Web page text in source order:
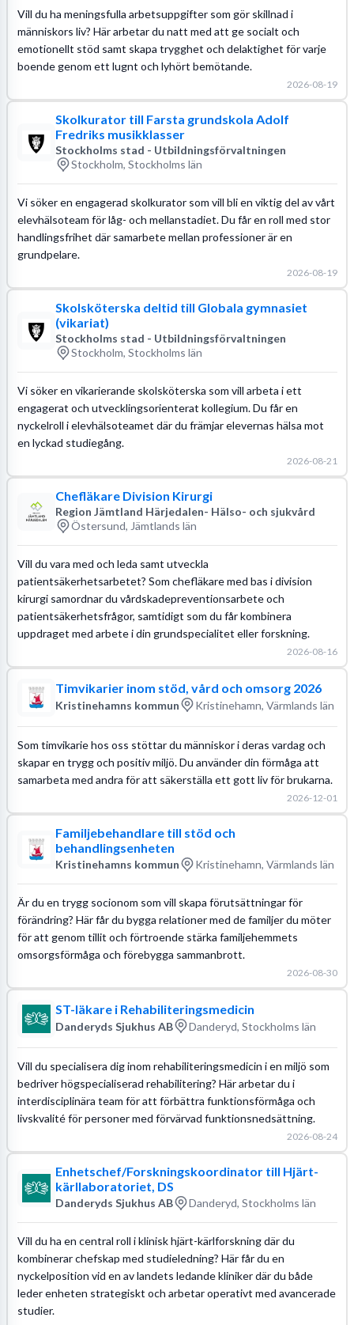
Vill du ha meningsfulla arbetsuppgifter som gör skillnad i
människors liv? Här arbetar du natt med att ge socialt och
emotionellt stöd samt skapa trygghet och delaktighet för varje
boende genom ett lugnt och lyhört bemötande.
2026-08-19
Skolkurator till Farsta grundskola Adolf
Fredriks musikklasser
Stockholms stad - Utbildningsförvaltningen
Stockholm, Stockholms län
Vi söker en engagerad skolkurator som vill bli en viktig del av vårt
elevhälsoteam för låg- och mellanstadiet. Du får en roll med stor
handlingsfrihet där samarbete mellan professioner är en
grundpelare.
2026-08-19
Skolsköterska deltid till Globala gymnasiet
(vikariat)
Stockholms stad - Utbildningsförvaltningen
Stockholm, Stockholms län
Vi söker en vikarierande skolsköterska som vill arbeta i ett
engagerat och utvecklingsorienterat kollegium. Du får en
nyckelroll i elevhälsoteamet där du främjar elevernas hälsa mot
en lyckad studiegång.
2026-08-21
Chefläkare Division Kirurgi
Region Jämtland Härjedalen- Hälso- och sjukvård
Östersund, Jämtlands län
Vill du vara med och leda samt utveckla
patientsäkerhetsarbetet? Som chefläkare med bas i division
kirurgi samordnar du vårdskadepreventionsarbete och
patientsäkerhetsfrågor, samtidigt som du får kombinera
uppdraget med arbete i din grundspecialitet eller forskning.
2026-08-16
Timvikarier inom stöd, vård och omsorg 2026
Kristinehamns kommun Kristinehamn, Värmlands län
Som timvikarie hos oss stöttar du människor i deras vardag och
skapar en trygg och positiv miljö. Du använder din förmåga att
samarbeta med andra för att säkerställa ett gott liv för brukarna.
2026-12-01
Familjebehandlare till stöd och
behandlingsenheten
Kristinehamns kommun Kristinehamn, Värmlands län
Är du en trygg socionom som vill skapa förutsättningar för
förändring? Här får du bygga relationer med de familjer du möter
för att genom tillit och förtroende stärka familjehemmets
omsorgsförmåga och förebygga sammanbrott.
2026-08-30
ST-läkare i Rehabiliteringsmedicin
Danderyds Sjukhus AB Danderyd, Stockholms län
Vill du specialisera dig inom rehabiliteringsmedicin i en miljö som
bedriver högspecialiserad rehabilitering? Här arbetar du i
interdisciplinära team för att förbättra funktionsförmåga och
livskvalité för personer med förvärvad funktionsnedsättning.
2026-08-24
Enhetschef/Forskningskoordinator till Hjärt-
kärllaboratoriet, DS
Danderyds Sjukhus AB Danderyd, Stockholms län
Vill du ha en central roll i klinisk hjärt-kärlforskning där du
kombinerar chefskap med studieledning? Här får du en
nyckelposition vid en av landets ledande kliniker där du både
leder enheten strategiskt och arbetar operativt med avancerade
studier.